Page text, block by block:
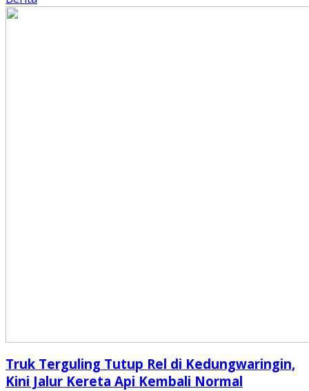
Truk Terguling Tutup Rel di Kedungwaringin,
Kini Jalur Kereta Api Kembali Normal